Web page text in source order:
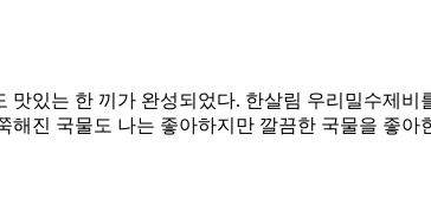
있는 한 끼가 완성되었다. 한살림 우리밀수제
진 국물도 나는 좋아하지만 깔끔한 국물을 좋